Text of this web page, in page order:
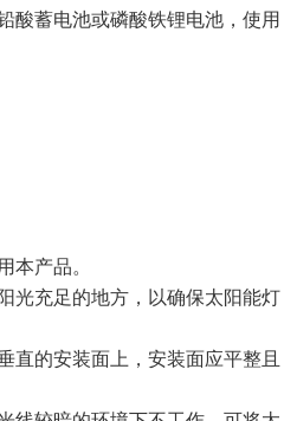
酸蓄电池或磷酸铁锂电池 ，使用
本产品。
光充足的地方，以确保太阳能灯
直的安装面上，安装面应平整且